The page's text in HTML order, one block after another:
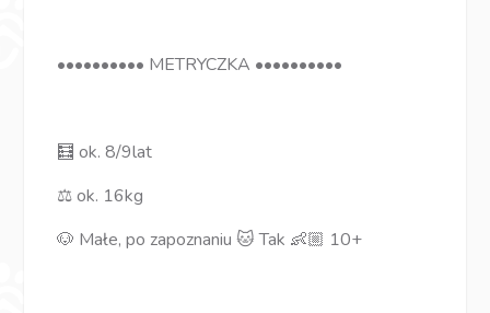
•••••••••• METRYCZKA ••••••••••
🧮 ok. 8/9lat
⚖️ ok. 16kg
🐶 Małe, po zapoznaniu 🐱 Tak 👶🏼 10+